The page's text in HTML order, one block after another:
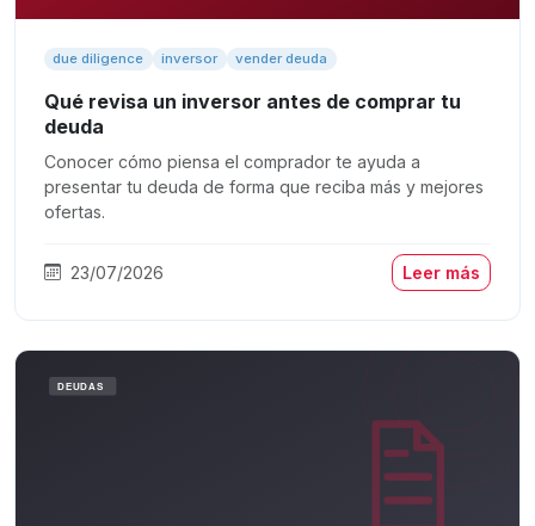
due diligence inversor vender deuda
Qué revisa un inversor antes de comprar tu
deuda
Conocer cómo piensa el comprador te ayuda a
presentar tu deuda de forma que reciba más y mejores
ofertas.
23/07/2026 Leer más